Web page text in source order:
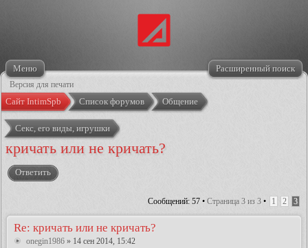
Меню Расширенный поиск
Версия для печати
Сайт IntimSpb Список форумов Общение
Секс, его виды, игрушки
кричать или не кричать?
Ответить
Сообщений: 57 • Страница 3 из 3 • 1 2 3
Re: кричать или не кричать?
onegin1986 » 14 сен 2014, 15:42